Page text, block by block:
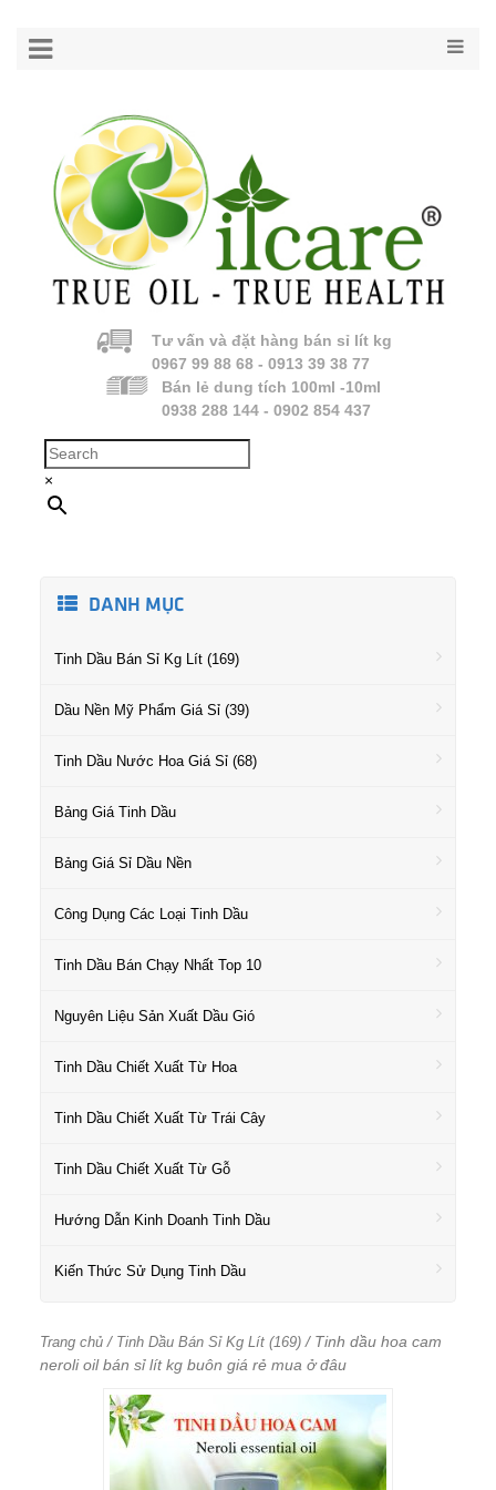
Tư vấn và đặt hàng bán sỉ lít kg
0967 99 88 68 - 0913 39 38 77
Bán lẻ dung tích 100ml -10ml
0938 288 144 - 0902 854 437
×
DANH MỤC
Tinh Dầu Bán Sỉ Kg Lít (169)
Dầu Nền Mỹ Phẩm Giá Sỉ (39)
Tinh Dầu Nước Hoa Giá Sỉ (68)
Bảng Giá Tinh Dầu
Bảng Giá Sỉ Dầu Nền
Công Dụng Các Loại Tinh Dầu
Tinh Dầu Bán Chạy Nhất Top 10
Nguyên Liệu Sản Xuất Dầu Gió
Tinh Dầu Chiết Xuất Từ Hoa
Tinh Dầu Chiết Xuất Từ Trái Cây
Tinh Dầu Chiết Xuất Từ Gỗ
Hướng Dẫn Kinh Doanh Tinh Dầu
Kiến Thức Sử Dụng Tinh Dầu
Trang chủ / Tinh Dầu Bán Sỉ Kg Lít (169) / Tinh dầu hoa cam
neroli oil bán sỉ lít kg buôn giá rẻ mua ở đâu